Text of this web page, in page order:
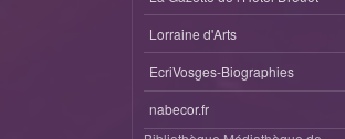
Lorraine d'Arts
EcriVosges-Biographies
nabecor.fr